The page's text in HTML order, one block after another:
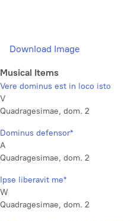
Download Image
Musical Items
Vere dominus est in loco isto
V
Quadragesimae, dom. 2
Dominus defensor*
A
Quadragesimae, dom. 2
Ipse liberavit me*
W
Quadragesimae, dom. 2